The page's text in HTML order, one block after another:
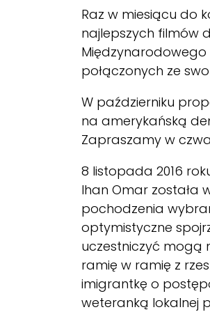
Raz w miesiącu do
najlepszych filmów
Międzynarodowego
połączonych ze
W październiku
na amerykańską
Zapraszamy w
8 listopada 2016
Ihan Omar została
pochodzenia
optymistyczne
uczestniczyć mogą
ramię w ramię z
imigrantkę o
weteranką lokalnej